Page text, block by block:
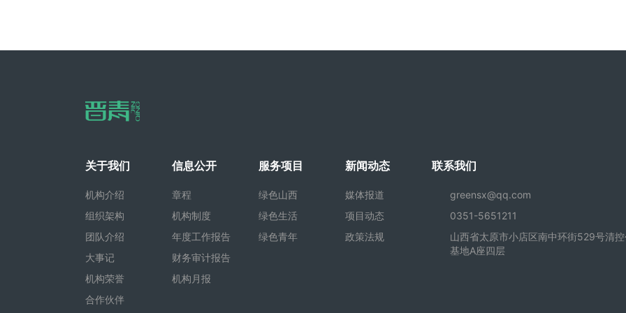
关于我们
机构介绍
组织架构
团队介绍
大事记
机构荣誉
合作伙伴
信息公开
章程
机构制度
年度工作报告
财务审计报告
机构月报
服务项目
绿色山西
绿色生活
绿色青年
新闻动态
媒体报道
项目动态
政策法规
联系我们
greensx@qq.com
0351-5651211
山西省太原市小店区南中环街529号清
基地A座四层